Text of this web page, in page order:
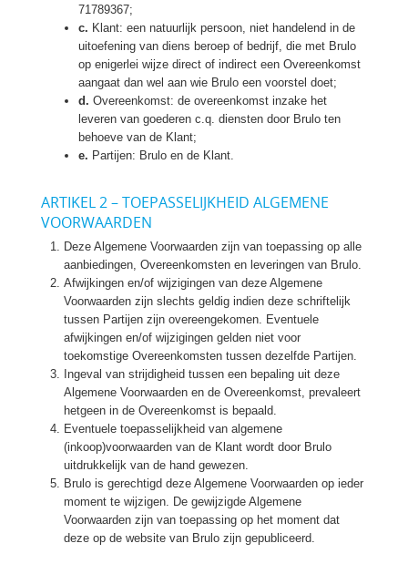
71789367;
c. Klant: een natuurlijk persoon, niet handelend in de
uitoefening van diens beroep of bedrijf, die met Brulo
op enigerlei wijze direct of indirect een Overeenkomst
aangaat dan wel aan wie Brulo een voorstel doet;
d. Overeenkomst: de overeenkomst inzake het
leveren van goederen c.q. diensten door Brulo ten
behoeve van de Klant;
e. Partijen: Brulo en de Klant.
ARTIKEL 2 – TOEPASSELIJKHEID ALGEMENE
VOORWAARDEN
Deze Algemene Voorwaarden zijn van toepassing op alle
aanbiedingen, Overeenkomsten en leveringen van Brulo.
Afwijkingen en/of wijzigingen van deze Algemene
Voorwaarden zijn slechts geldig indien deze schriftelijk
tussen Partijen zijn overeengekomen. Eventuele
afwijkingen en/of wijzigingen gelden niet voor
toekomstige Overeenkomsten tussen dezelfde Partijen.
Ingeval van strijdigheid tussen een bepaling uit deze
Algemene Voorwaarden en de Overeenkomst, prevaleert
hetgeen in de Overeenkomst is bepaald.
Eventuele toepasselijkheid van algemene
(inkoop)voorwaarden van de Klant wordt door Brulo
uitdrukkelijk van de hand gewezen.
Brulo is gerechtigd deze Algemene Voorwaarden op ieder
moment te wijzigen. De gewijzigde Algemene
Voorwaarden zijn van toepassing op het moment dat
deze op de website van Brulo zijn gepubliceerd.